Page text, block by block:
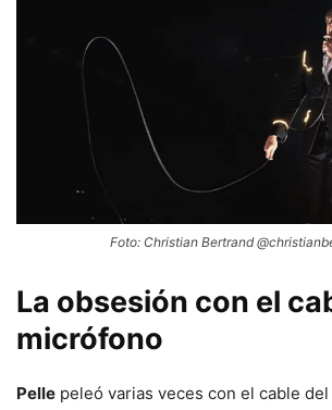
Foto: Christian Bertrand
La obsesión con el
micrófono
Pelle peleó varias veces con el cable